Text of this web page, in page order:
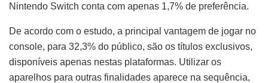
Nintendo Switch conta com apenas 1,7% de preferência.
De acordo com o estudo, a principal vantagem de jogar no
console, para 32,3% do público, são os títulos exclusivos,
disponíveis apenas nestas plataformas. Utilizar os
aparelhos para outras finalidades aparece na sequência,